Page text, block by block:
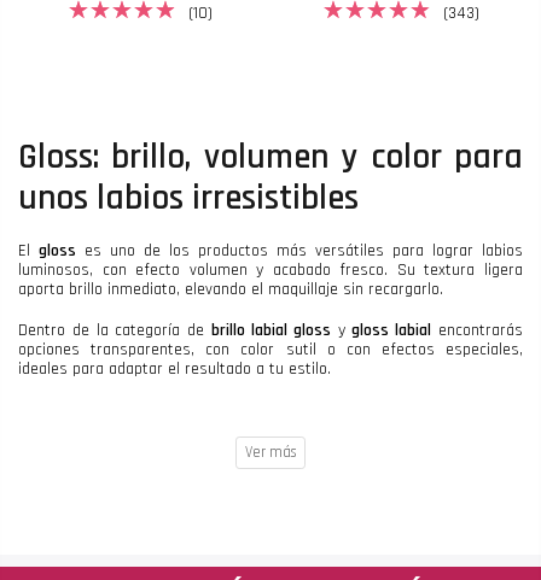
(10) (343)
Gloss: brillo, volumen y color para
unos labios irresistibles
El gloss es uno de los productos más versátiles para lograr labios
luminosos, con efecto volumen y acabado fresco. Su textura ligera
aporta brillo inmediato, elevando el maquillaje sin recargarlo.
Dentro de la categoría debrillo labial gloss ygloss labial encontrarás
opciones transparentes, con color sutil o con efectos especiales,
ideales para adaptar el resultado a tu estilo.